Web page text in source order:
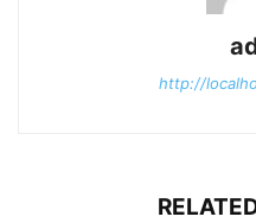
http://